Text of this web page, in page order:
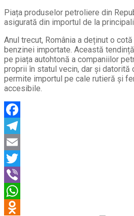
Piața produselor petroliere din
asigurată din importul de la
Anul trecut, România a deținut o
benzinei importate. Această
pe piața autohtonă a companiilor
proprii în statul vecin, dar și datorită
permite importul pe cale rutieră și
accesibile.